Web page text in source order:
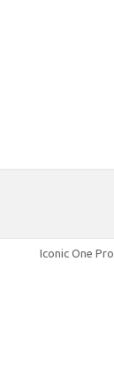
Iconic One Pro